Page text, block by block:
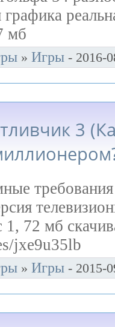
графика
мб
» Игры - 2016-
3
1, 72 мб
jxe9u35lb
» Игры - 2015-